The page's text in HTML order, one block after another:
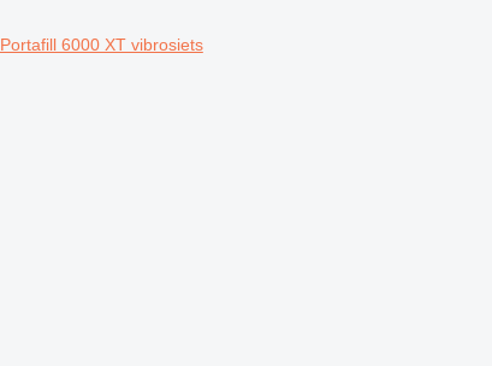
Portafill 6000 XT vibrosiets